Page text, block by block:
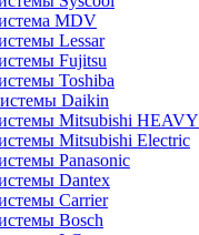
MDV
Lessar
Fujitsu
Toshiba
Daikin
Mitsubishi HEAVY
Mitsubishi Electric
Panasonic
Dantex
Carrier
Bosch